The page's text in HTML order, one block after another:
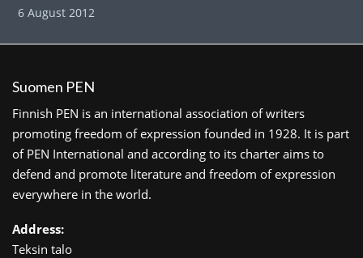
6 August 2012
Suomen PEN
Finnish PEN is an international association of writers
promoting freedom of expression founded in 1928. It is part
of PEN International and according to its charter aims to
defend and promote literature and freedom of expression
everywhere in the world.
Address:
Teksin talo